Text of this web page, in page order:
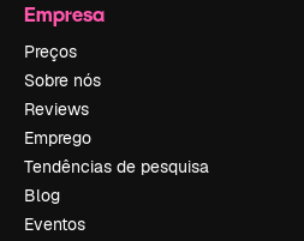
Empresa
Preços
Sobre nós
Reviews
Emprego
Tendências de pesquisa
Blog
Eventos